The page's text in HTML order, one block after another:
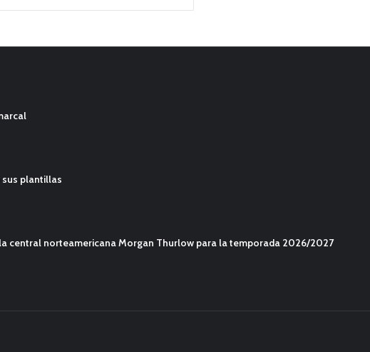
plantillas
central norteamericana Morgan Thurlow para la temporada 2026/2027